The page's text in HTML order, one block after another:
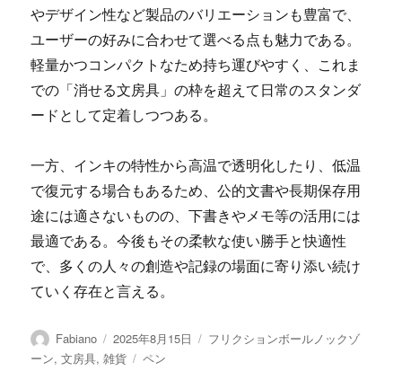
やデザイン性など製品のバリエーションも豊富で、
ユーザーの好みに合わせて選べる点も魅力である。
軽量かつコンパクトなため持ち運びやすく、これま
での「消せる文房具」の枠を超えて日常のスタンダ
ードとして定着しつつある。
一方、インキの特性から高温で透明化したり、低温
で復元する場合もあるため、公的文書や長期保存用
途には適さないものの、下書きやメモ等の活用には
最適である。今後もその柔軟な使い勝手と快適性
で、多くの人々の創造や記録の場面に寄り添い続け
ていく存在と言える。
投
稿
Fabiano
投
稿
2025年8月15日
カ
フリクションボールノックゾ
ーン,文房具,雑貨
タ
ペン